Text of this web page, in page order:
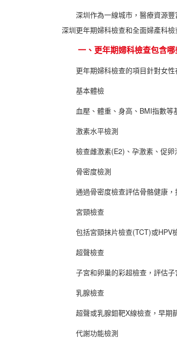
深圳作為一線城市，醫療資源豐
深圳更年期婦科檢查和全面婦產科
一、更年期婦科檢查包含哪
更年期婦科檢查的項目針對女性
基本體檢
血壓、體重、身高、BMI指數等
激素水平檢測
檢查雌激素(E2)、孕激素、促卵
骨密度檢測
通過骨密度檢查評估骨骼健康，
宮頸檢查
包括宮頸抹片檢查(TCT)或HPV
超聲檢查
子宮和卵巢的彩超檢查，評估子
乳腺檢查
超聲或乳腺鉬靶X線檢查，早期
代謝功能檢測